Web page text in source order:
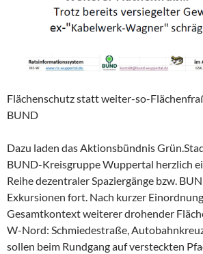
Flächenschutz statt weiter-so-
BUND
Dazu laden das Aktionsbündnis
BUND-Kreisgruppe Wuppertal herzlich
Reihe dezentraler Spaziergänge bzw.
Exkursionen fort. Nach kurzer
Gesamtkontext weiterer drohender
W-Nord: Schmiedestraße,
sollen beim Rundgang auf versteckten